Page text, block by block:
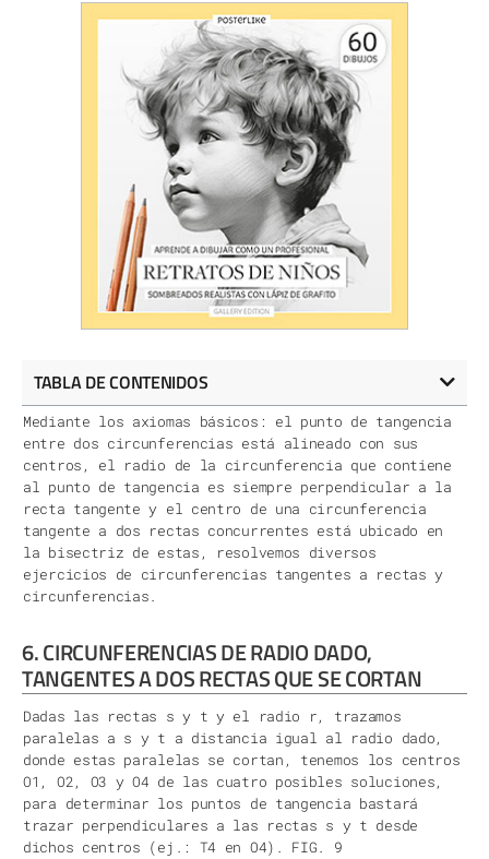
TABLA DE CONTENIDOS
Mediante los axiomas básicos: el punto de tangencia
entre dos circunferencias está alineado con sus
centros, el radio de la circunferencia que contiene
al punto de tangencia es siempre perpendicular a la
recta tangente y el centro de una circunferencia
tangente a dos rectas concurrentes está ubicado en
la bisectriz de estas, resolvemos diversos
ejercicios de circunferencias tangentes a rectas y
circunferencias.
6. CIRCUNFERENCIAS DE RADIO DADO,
TANGENTES A DOS RECTAS QUE SE CORTAN
Dadas las rectas s y t y el radio r, trazamos
paralelas a s y t a distancia igual al radio dado,
donde estas paralelas se cortan, tenemos los centros
O1, O2, O3 y O4 de las cuatro posibles soluciones,
para determinar los puntos de tangencia bastará
trazar perpendiculares a las rectas s y t desde
dichos centros (ej.: T4 en O4). FIG. 9